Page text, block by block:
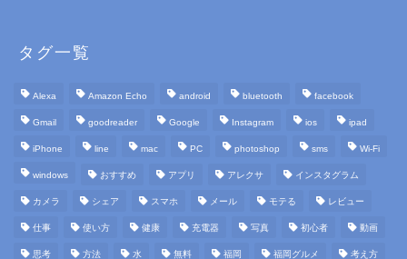
タグ一覧
Alexa Amazon Echo android bluetooth facebook
Gmail goodreader Google Instagram ios ipad
iPhone line mac PC photoshop sms Wi-Fi
windows おすすめ アプリ アレクサ インスタグラム
カメラ シェア スマホ メール モテる レビュー
仕事 使い方 健康 充電器 写真 初心者 動画
思考 方法 水 無料 福岡 福岡グルメ 考え方